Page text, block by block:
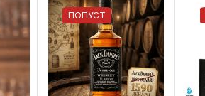
ПОПУСТ